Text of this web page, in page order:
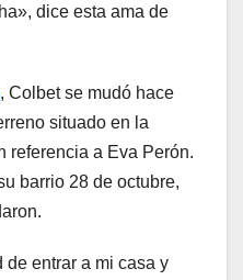
dice esta ama de
, Colbet se mudó hace
situado en la
referencia a Eva Perón.
barrio 28 de octubre,
entrar a mi casa y